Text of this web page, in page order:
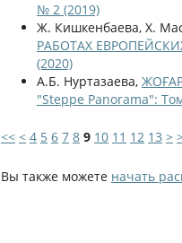
№ 2 (2019)
Ж. Кишкенбаева, Х.
РАБОТАХ
(2020)
А.Б. Нуртазаева,
"Steppe Panorama":
<< < 4 5 6 7 8 9 10 11 12 13 >
Вы также можете начать